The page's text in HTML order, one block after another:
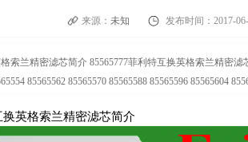
来源： 未知 发布时间：2017-
索兰精密滤芯简介 85565777菲利特互换英格索兰精密滤
85565562 85565570 85565588 85565596 85565604
英格索兰精密滤芯简介